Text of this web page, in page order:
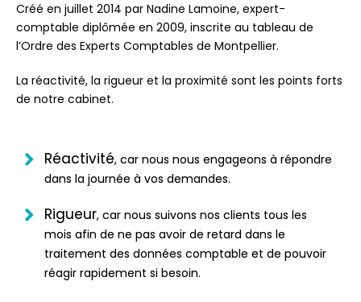
Créé en juillet 2014 par Nadine Lamoine, expert-
comptable diplômée en 2009, inscrite au tableau de
l’Ordre des Experts Comptables de Montpellier.
La réactivité, la rigueur et la proximité sont les points forts
de notre cabinet.
Réactivité, car nous nous engageons à répondre
dans la journée à vos demandes.
Rigueur, car nous suivons nos clients tous les
mois afin de ne pas avoir de retard dans le
traitement des données comptable et de pouvoir
réagir rapidement si besoin.